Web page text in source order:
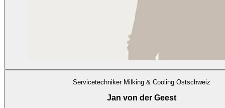
Servicetechniker Milking & Cooling Ostschweiz
Jan von der Geest